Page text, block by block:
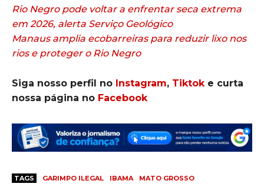
Rio Negro pode voltar a enfrentar seca extrema
em 2026, alerta Serviço Geológico
Manaus amplia ecobarreiras para reduzir lixo nos
rios e proteger o Rio Negro
Siga nosso perfil no Instagram, Tiktok e curta
nossa página no Facebook
TAGS GARIMPO ILEGAL IBAMA
MATO GROSSO